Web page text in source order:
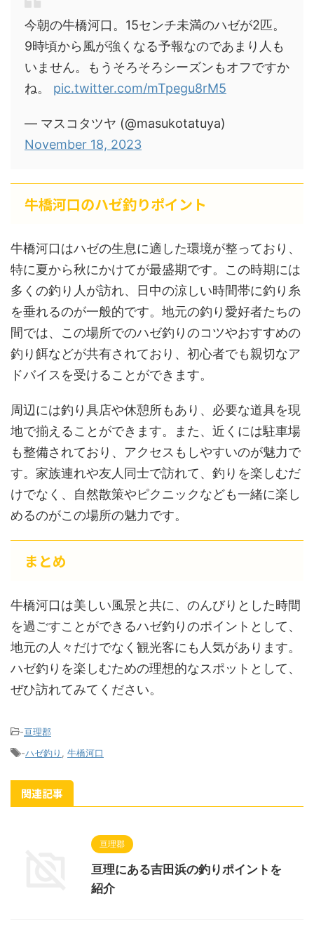
今朝の牛橋河口。15センチ未満のハゼが2匹。
9時頃から風が強くなる予報なのであまり人も
いません。もうそろそろシーズンもオフですか
ね。 pic.twitter.com/mTpegu8rM5
— マスコタツヤ (@masukotatuya)
November 18, 2023
牛橋河口のハゼ釣りポイント
牛橋河口はハゼの生息に適した環境が整っており、
特に夏から秋にかけてが最盛期です。この時期には
多くの釣り人が訪れ、日中の涼しい時間帯に釣り糸
を垂れるのが一般的です。地元の釣り愛好者たちの
間では、この場所でのハゼ釣りのコツやおすすめの
釣り餌などが共有されており、初心者でも親切なア
ドバイスを受けることができます。
周辺には釣り具店や休憩所もあり、必要な道具を現
地で揃えることができます。また、近くには駐車場
も整備されており、アクセスもしやすいのが魅力で
す。家族連れや友人同士で訪れて、釣りを楽しむだ
けでなく、自然散策やピクニックなども一緒に楽し
めるのがこの場所の魅力です。
まとめ
牛橋河口は美しい風景と共に、のんびりとした時間
を過ごすことができるハゼ釣りのポイントとして、
地元の人々だけでなく観光客にも人気があります。
ハゼ釣りを楽しむための理想的なスポットとして、
ぜひ訪れてみてください。
-亘理郡
-ハゼ釣り 牛橋河口
関連記事
亘理郡
亘理にある吉田浜の釣りポイントを
紹介